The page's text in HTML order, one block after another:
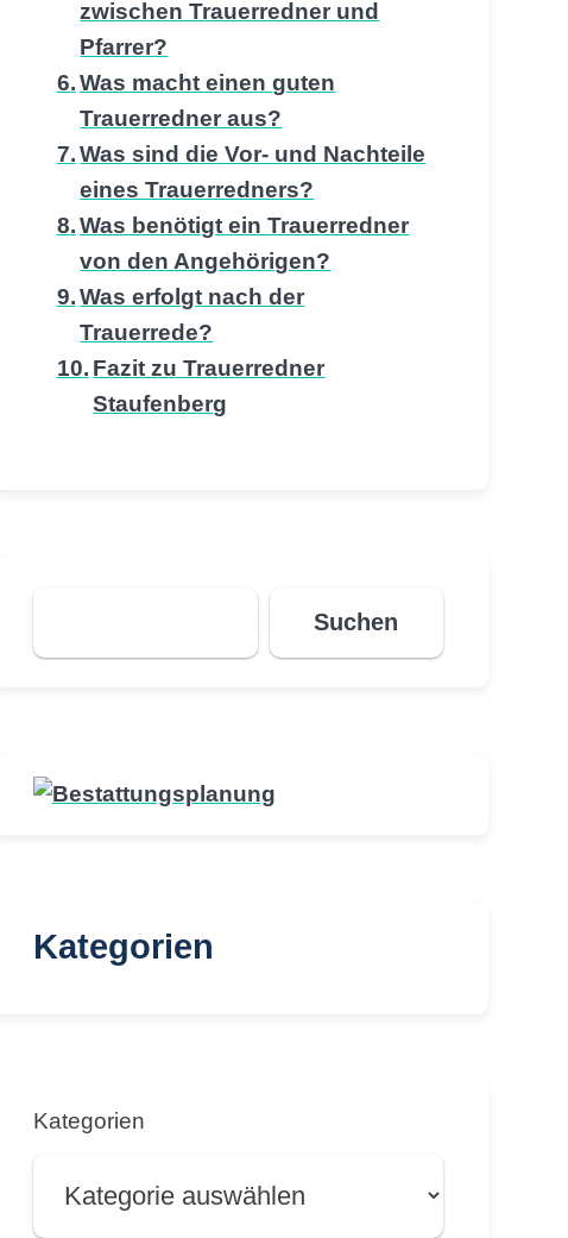
zwischen Trauerredner und
Pfarrer?
Was macht einen guten
Trauerredner aus?
Was sind die Vor- und Nachteile
eines Trauerredners?
Was benötigt ein Trauerredner
von den Angehörigen?
Was erfolgt nach der
Trauerrede?
Fazit zu Trauerredner
Staufenberg
Suchen
Suchen
Kategorien
Kategorien